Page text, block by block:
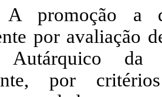
A promoção a
por avaliação
Autárquico
por